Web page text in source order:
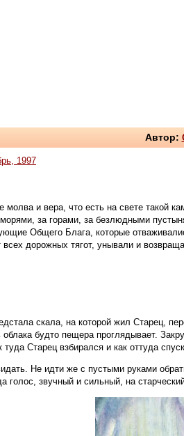
Автор:
1997
и вера, что есть на свете такой
за горами, за безлюдными
Общего Блага, которые
дорожных тягот, унывали и
скала, на которой жил Старец,
облака будто пещера проглядывает.
туда Старец взбирался и как оттуда
Не идти же с пустыми руками
голос, звучный и сильный, на